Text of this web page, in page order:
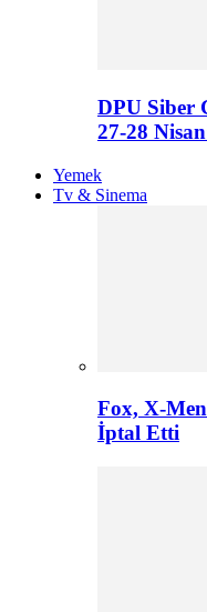
DPU Siber
27-28
Yemek
Tv & Sinema
Fox, X-Men
İptal Etti